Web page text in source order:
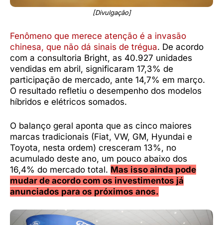
[Divulgação]
Fenômeno que merece atenção é a invasão
chinesa, que não dá sinais de trégua. De acordo
com a consultoria Bright, as 40.927 unidades
vendidas em abril, significaram 17,3% de
participação de mercado, ante 14,7% em março.
O resultado refletiu o desempenho dos modelos
híbridos e elétricos somados.
O balanço geral aponta que as cinco maiores
marcas tradicionais (Fiat, VW, GM, Hyundai e
Toyota, nesta ordem) cresceram 13%, no
acumulado deste ano, um pouco abaixo dos
16,4% do mercado total. Mas isso ainda pode
mudar de acordo com os investimentos já
anunciados para os próximos anos.